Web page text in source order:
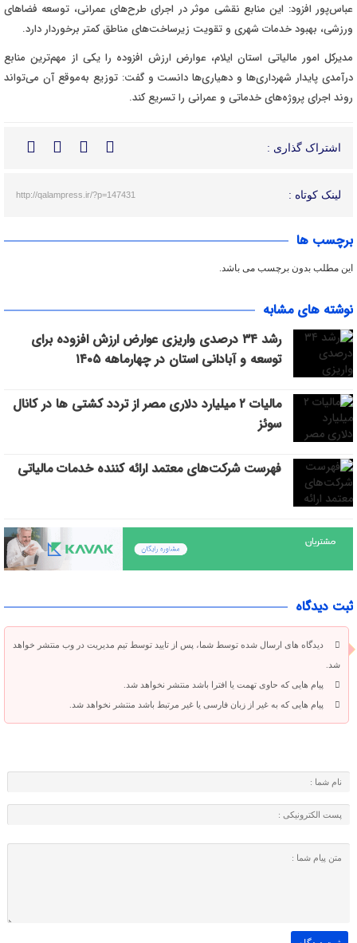
عباس‌پور افزود: این منابع نقشی موثر در اجرای طرح‌های عمرانی، توسعه فضاهای
ورزشی، بهبود خدمات شهری و تقویت زیرساخت‌های مناطق کمتر برخوردار دارد.
مدیرکل امور مالیاتی استان ایلام، عوارض ارزش افزوده را یکی از مهم‌ترین منابع
درآمدی پایدار شهرداری‌ها و دهیاری‌ها دانست و گفت: توزیع به‌موقع آن می‌تواند
روند اجرای پروژه‌های خدماتی و عمرانی را تسریع کند.
اشتراک گذاری :
لینک کوتاه : http://qalampress.ir/?p=147431
برچسب ها
این مطلب بدون برچسب می باشد.
نوشته های مشابه
رشد ۳۴ درصدی واریزی عوارض ارزش افزوده برای
توسعه و آبادانی استان در چهارماهه ۱۴۰۵
مالیات ۲ میلیارد دلاری مصر از تردد کشتی ها در کانال
سوئز
فهرست شرکت‌های معتمد ارائه کننده خدمات مالیاتی
ثبت دیدگاه
دیدگاه های ارسال شده توسط شما، پس از تایید توسط تیم مدیریت در وب منتشر خواهد
شد.
پیام هایی که حاوی تهمت یا افترا باشد منتشر نخواهد شد.
پیام هایی که به غیر از زبان فارسی یا غیر مرتبط باشد منتشر نخواهد شد.